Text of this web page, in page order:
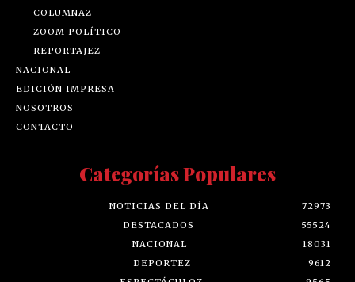
COLUMNAZ
ZOOM POLÍTICO
REPORTAJEZ
NACIONAL
EDICIÓN IMPRESA
NOSOTROS
CONTACTO
Categorías Populares
NOTICIAS DEL DÍA
72973
DESTACADOS
55524
NACIONAL
18031
DEPORTEZ
9612